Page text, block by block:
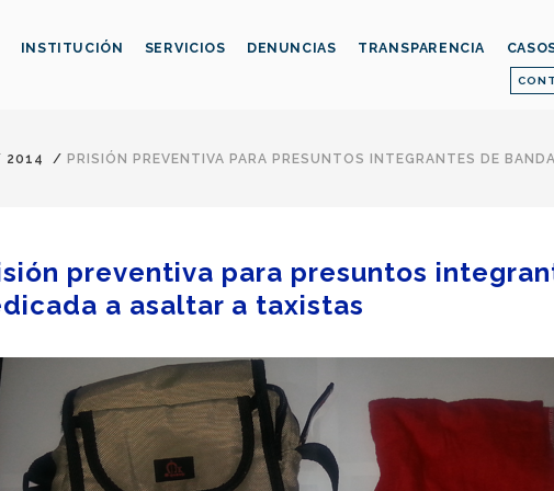
INSTITUCIÓN SERVICIOS DENUNCIAS TRANSPARENCIA
2014 / PRISIÓN PREVENTIVA PARA PRESUNTOS INTEGRANTES DE
preventiva para presuntos
a asaltar a taxistas